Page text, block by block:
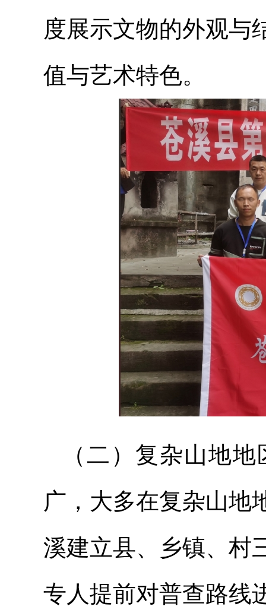
度展示文物的外观与
值与艺术特色。
（二）复杂山地
广，大多在复杂山地
溪建立县、乡镇、村
专人提前对普查路线